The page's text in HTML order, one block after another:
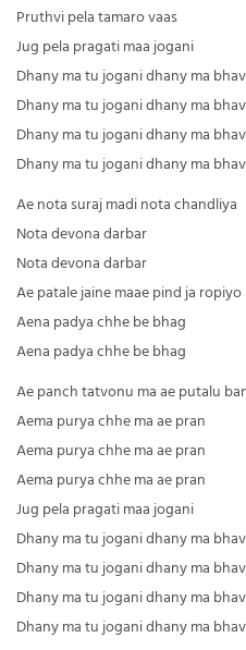
Pruthvi pela tamaro vaas
Jug pela pragati maa jogani
Dhany ma tu jogani dhany ma
Dhany ma tu jogani dhany ma
Dhany ma tu jogani dhany ma
Dhany ma tu jogani dhany ma
Ae nota suraj madi nota chandliya
Nota devona darbar
Nota devona darbar
Ae patale jaine maae pind ja ropiyo
Aena padya chhe be bhag
Aena padya chhe be bhag
Ae panch tatvonu ma ae putalu
Aema purya chhe ma ae pran
Aema purya chhe ma ae pran
Aema purya chhe ma ae pran
Jug pela pragati maa jogani
Dhany ma tu jogani dhany ma
Dhany ma tu jogani dhany ma
Dhany ma tu jogani dhany ma
Dhany ma tu jogani dhany ma